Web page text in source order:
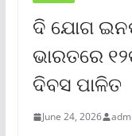
ଦି ଯୋଗ
ଭାରତରେ
ଦିବସ ପାଳିତ
June 24, 2026